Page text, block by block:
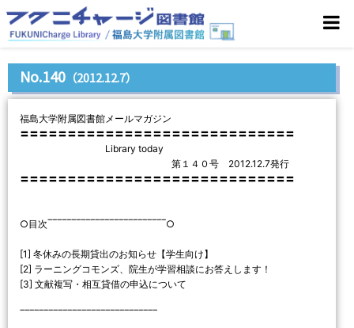
No.140 （2012.12.7）
福島大学附属図書館メールマガジン
〓〓〓〓〓〓〓〓〓〓〓〓〓〓〓〓〓〓〓〓〓〓〓〓〓〓〓〓〓
Library today
第１４０号 2012.12.7発行
〓〓〓〓〓〓〓〓〓〓〓〓〓〓〓〓〓〓〓〓〓〓〓〓〓〓〓〓〓
○目次‾‾‾‾‾‾‾‾‾‾‾‾‾‾‾‾‾‾‾‾‾‾‾‾‾○
[1] 冬休みの長期貸出のお知らせ【学生向け】
[2] ラーニングコモンズ、院生が学習相談にお答えします！
[3] 文献複写・相互貸借の申込について
‾‾‾‾‾‾‾‾‾‾‾‾‾‾‾‾‾‾‾‾‾‾‾‾‾‾‾‾‾